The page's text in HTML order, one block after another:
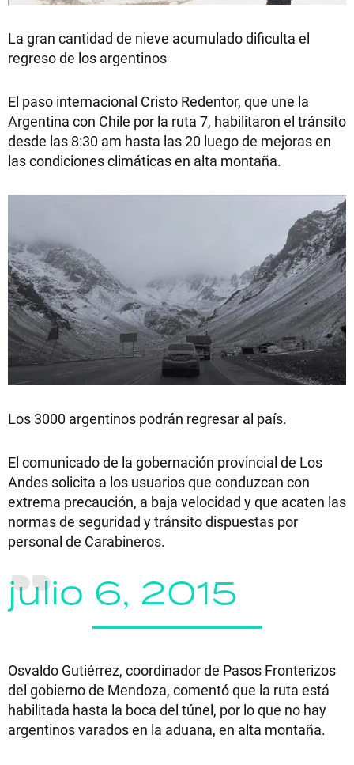
La gran cantidad de nieve acumulado dificulta el
regreso de los argentinos
El paso internacional Cristo Redentor, que une la
Argentina con Chile por la ruta 7, habilitaron el tránsito
desde las 8:30 am hasta las 20 luego de mejoras en
las condiciones climáticas en alta montaña.
Los 3000 argentinos podrán regresar al país.
El comunicado de la gobernación provincial de Los
Andes solicita a los usuarios que conduzcan con
extrema precaución, a baja velocidad y que acaten las
normas de seguridad y tránsito dispuestas por
personal de Carabineros.
julio 6, 2015
Osvaldo Gutiérrez, coordinador de Pasos Fronterizos
del gobierno de Mendoza, comentó que la ruta está
habilitada hasta la boca del túnel, por lo que no hay
argentinos varados en la aduana, en alta montaña.